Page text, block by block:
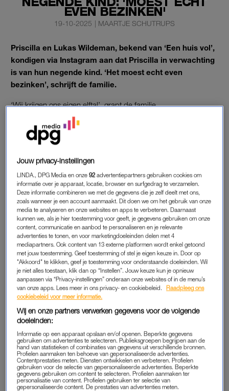
EVEN BEZINKEN'
19-10-2025 | MAARTJE SCHUTRUPS
Priscilla en Lukas Wildeman, bekend van ‘Een huis vol’,
kondigen via Instagram aan dat Priscilla in verwachting
is van hun negende kind. ‘Het moest echt even
bezinken’, schrijft de familie.
‘Wij krijgen ons eigen elftal’, grapt de familie.
FAMILIE WILDEMAN
raadsel: ‘We hebben er 2 x 4 van en binnenkort 1 x 4 en 1 x 5’.
Het nieuws moest eerst even bezinken. ‘Niet voor het kind,
maar alles flitste voorbij: de ellende met de zwangerschappen,
de cerclage, het leek wel pas geleden.’
Priscilla schrijft dat ze meerdere keren zwanger is geworden
ondanks anticonceptie. Maar bij hun jongste dochter Billie-
Jean, die ze in januari dit jaar verwelkomden,duurde het twee
jaarvoordat het eindelijk raak was.
Jouw privacy-instellingen
LINDA., DPG Media en onze92 advertentiepartners gebruiken cookies om
informatie over je apparaat, locatie, browser en surfgedrag te verzamelen.
Deze informatie combineren we met de gegevens die je zelf deelt met ons,
zoals wanneer je een account aanmaakt. Dit doen we om het gebruik van onze
media te analyseren en onze websites en apps te verbeteren. Daarnaast
kunnen we, als je hier toestemming voor geeft, je gegevens gebruiken om onze
content, communicatie en aanbod te personaliseren en je relevante
advertenties te tonen, en voor marketingdoeleinden delen met 4
mediapartners. Ook content van 13 externe platformen wordt enkel getoond
met jouw toestemming. Geef toestemming of stel je eigen keuze in. Door op
"Akkoord" te klikken, geef je toestemming voor onderstaande doeleinden. Wil
je niet alles toestaan, klik dan op “Instellen”. Jouw keuze kun je opnieuw
aanpassen via “Privacy-instellingen” onderaan onze websites of in de menu’s
van onze apps. Lees meer in ons privacy- en cookiebeleid.
Raadpleeg ons
cookiebeleid voor meer informatie.
Wij en onze partners verwerken gegevens voor de volgende
doeleinden:
Informatie op een apparaat opslaan en/of openen. Beperkte gegevens
gebruiken om advertenties te selecteren. Publieksgroepen begrijpen aan de
hand van statistieken of combinaties van gegevens uit verschillende bronnen.
Profielen aanmaken ten behoeve van gepersonaliseerde advertenties.
Contentprestaties meten. Diensten ontwikkelen en verbeteren. Profielen
gebruiken voor de selectie van gepersonaliseerde advertenties. Beperkte
gegevens gebruiken om content te selecteren. Profielen aanmaken ter
personalisatie van content. Profielen gebruiken ter selectie van
gepersonaliseerde content. De prestaties van advertenties meten.